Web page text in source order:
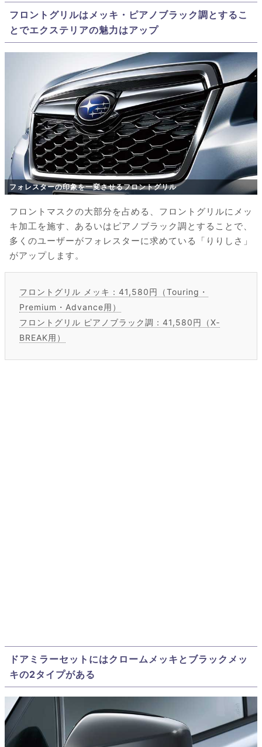
フロントグリルはメッキ・ピアノブラック調とするこ
とでエクステリアの魅力はアップ
フォレスターの印象を一変させるフロントグリル
フロントマスクの大部分を占める、フロントグリルにメッ
キ加工を施す、あるいはピアノブラック調とすることで、
多くのユーザーがフォレスターに求めている「りりしさ」
がアップします。
フロントグリル メッキ：41,580円（Touring・
Premium・Advance用）
フロントグリル ピアノブラック調：41,580円（X‐
BREAK用）
ドアミラーセットにはクロームメッキとブラックメッ
キの2タイプがある